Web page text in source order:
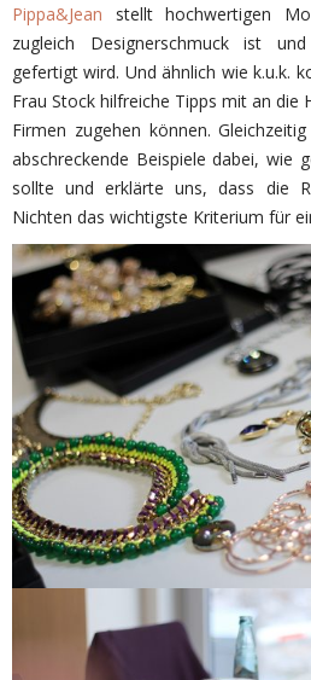
Pippa&Jean stellt hochwertigen
zugleich Designerschmuck ist
gefertigt wird. Und ähnlich wie k.u.k.
Frau Stock hilfreiche Tipps mit an die
Firmen zugehen können.
abschreckende Beispiele dabei, wie
sollte und erklärte uns, dass die
Nichten das wichtigste Kriterium für